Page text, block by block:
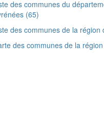
des communes du
(65)
des communes de la région
des communes de la